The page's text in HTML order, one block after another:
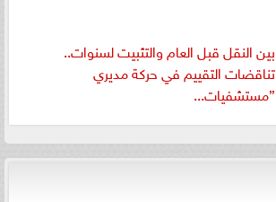
بين النقل قبل العام والتثبيت لسنوات..
تناقضات التقييم في حركة مديري
”مستشفيات...